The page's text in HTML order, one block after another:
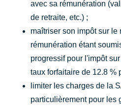
avec sa rémunération
de retraite, etc.) ;
maîtriser son impôt sur le
rémunération étant
progressif pour l'impôt
taux forfaitaire de 12.8 %
limiter les charges de la
particulièrement pour les